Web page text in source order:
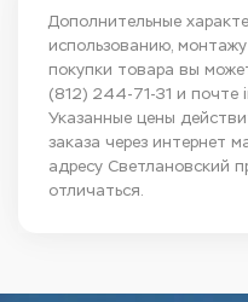
Дополнительные
использованию,
покупки товара вы
(812) 244-71-31 и почте
Указанные цены
заказа через интернет
адресу Светлановский
отличаться.